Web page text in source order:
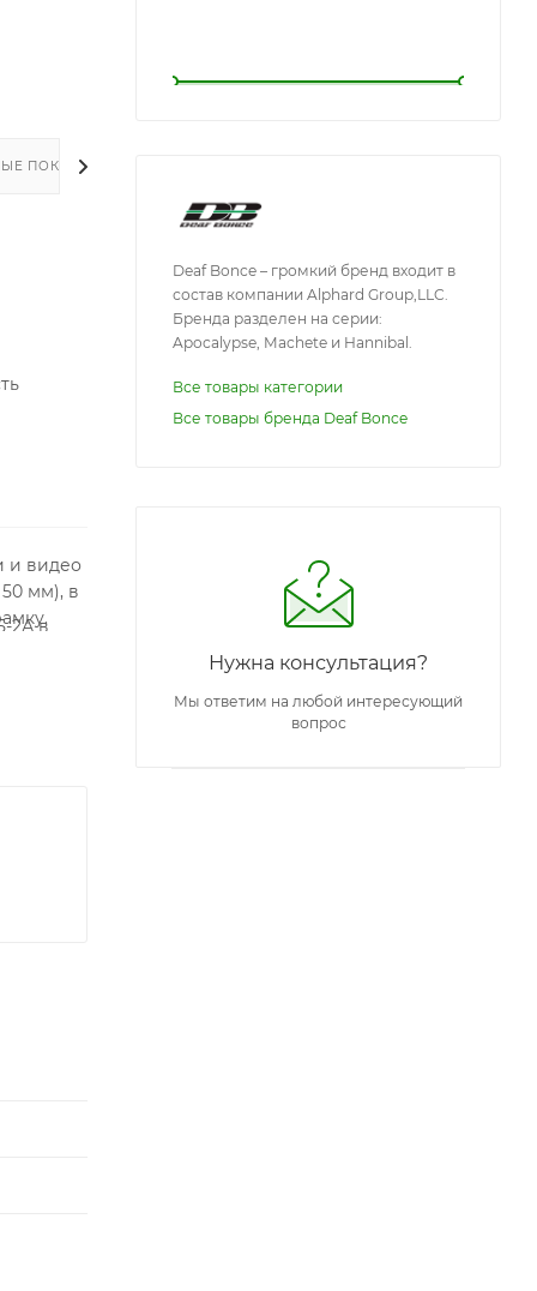
ПОКУПКИ
2А в
и видео
мм), в
Deaf Bonce – громкий бренд входит в
состав компании Alphard Group,LLC.
Бренда разделен на серии:
Apocalypse, Machete и Hannibal.
Все товары категории
Все товары бренда Deaf Bonce
Нужна консультация?
Мы ответим на любой интересующий
вопрос